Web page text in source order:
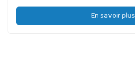
En savoir plus